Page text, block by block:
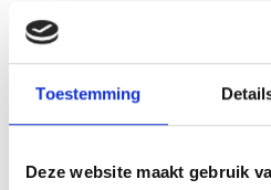
Toestemming
Deze website maakt gebruik
klanten, met directeuren
die belangrijk zijn voor het
bedrijf. Bij die laatste kan je
aan vertegenwoordigers
medewerkers, die